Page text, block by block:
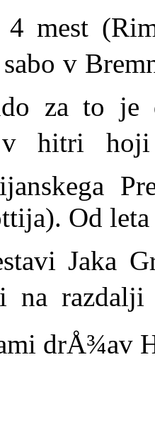
4 mest
v
za to
v hitri hoji
Od
Jaka
na
drÅ¾av